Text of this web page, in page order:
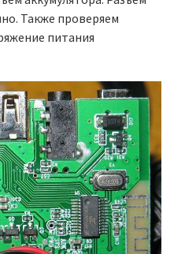
Также проверяем
питания